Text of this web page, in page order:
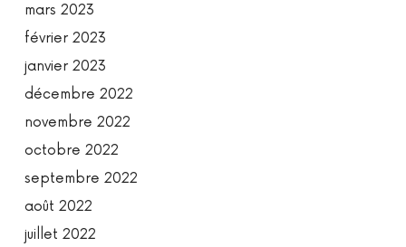
mars 2023
février 2023
janvier 2023
décembre 2022
novembre 2022
octobre 2022
septembre 2022
août 2022
juillet 2022